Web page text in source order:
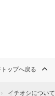
ップへ戻る
イチオシについて